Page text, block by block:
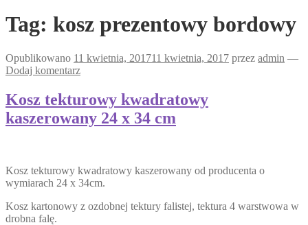
Tag: kosz prezentowy bordowy
Opublikowano 11 kwietnia, 201711 kwietnia, 2017 przez admin —
Dodaj komentarz
Kosz tekturowy kwadratowy
kaszerowany 24 x 34 cm
Kosz tekturowy kwadratowy kaszerowany od producenta o
wymiarach 24 x 34cm.
Kosz kartonowy z ozdobnej tektury falistej, tektura 4 warstwowa w
drobna falę.